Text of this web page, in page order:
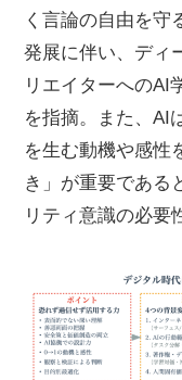
く言論の自由を守
発展に伴い、ディ
リエイターへのAI
を指摘。また、AI
を生む動機や感性
き」が重要である
リティ意識の必要